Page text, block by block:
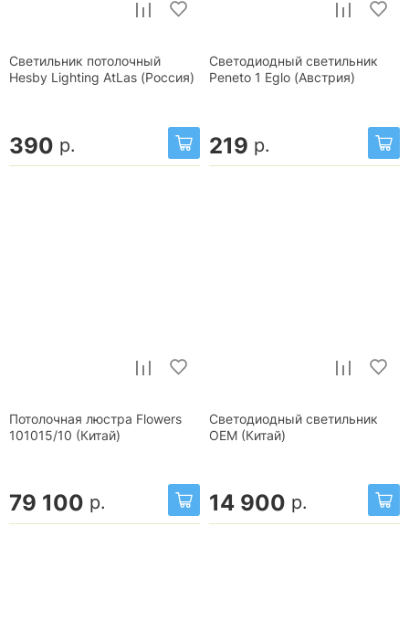
Светильник потолочный
Hesby Lighting AtLas (Россия)
390 р.
Светодиодный светильник
Peneto 1 Eglo (Австрия)
219 р.
Потолочная люстра Flowers
101015/10 (Китай)
79 100 р.
Светодиодный светильник
OEM (Китай)
14 900 р.